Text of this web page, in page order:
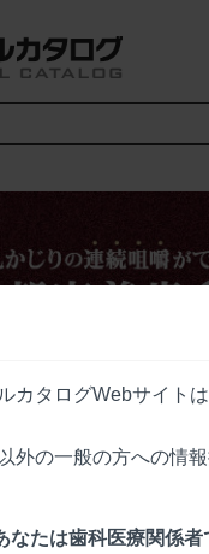
カタログWebサイト
外の一般の方への情
なたは歯科医療関係者